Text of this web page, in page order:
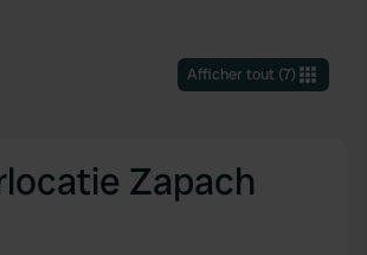
Afficher tout(7)
Zapach